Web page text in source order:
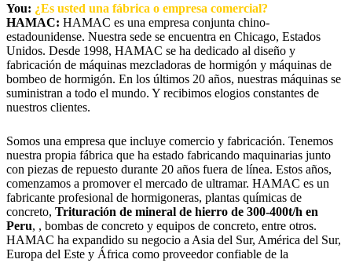
You: ¿Es usted una fábrica o empresa comercial?
HAMAC: HAMAC es una empresa conjunta chino-
estadounidense. Nuestra sede se encuentra en Chicago, Estados
Unidos. Desde 1998, HAMAC se ha dedicado al diseño y
fabricación de máquinas mezcladoras de hormigón y máquinas de
bombeo de hormigón. En los últimos 20 años, nuestras máquinas se
suministran a todo el mundo. Y recibimos elogios constantes de
nuestros clientes.
Somos una empresa que incluye comercio y fabricación. Tenemos
nuestra propia fábrica que ha estado fabricando maquinarias junto
con piezas de repuesto durante 20 años fuera de línea. Estos años,
comenzamos a promover el mercado de ultramar. HAMAC es un
fabricante profesional de hormigoneras, plantas químicas de
concreto, Trituración de mineral de hierro de 300-400t/h en
Peru, , bombas de concreto y equipos de concreto, entre otros.
HAMAC ha expandido su negocio a Asia del Sur, América del Sur,
Europa del Este y África como proveedor confiable de la